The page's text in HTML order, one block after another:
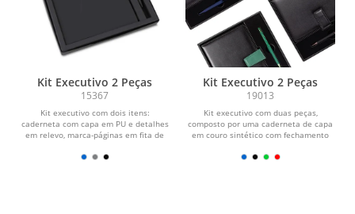
Kit Executivo 2 Peças
15367
Kit executivo com dois itens:
caderneta com capa em PU e detalhes
em relevo, marca-páginas em fita de
Kit Executivo 2 Peças
19013
Kit executivo com duas peças,
composto por uma caderneta de capa
em couro sintético com fechamento